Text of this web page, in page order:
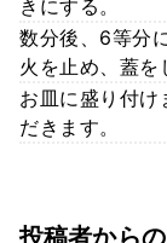
きにする。
数分後、6等分
火を止め、蓋を
お皿に盛り付け
だきます。
投稿者から